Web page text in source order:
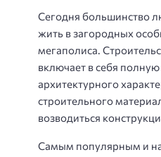
Сегодня большинство
жить в загородных
мегаполиса.
включает в себя
архитектурного
строительного
возводиться
Самым популярным и